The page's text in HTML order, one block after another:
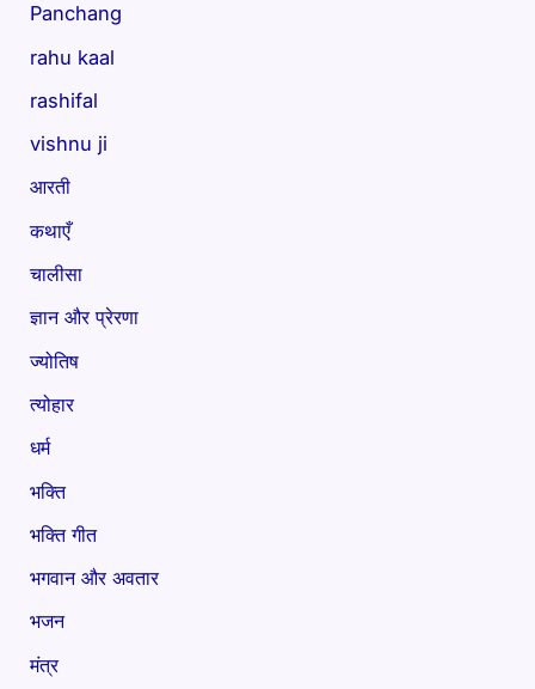
Panchang
rahu kaal
rashifal
vishnu ji
आरती
कथाएँ
चालीसा
ज्ञान और प्रेरणा
ज्योतिष
त्योहार
धर्म
भक्ति
भक्ति गीत
भगवान और अवतार
भजन
मंत्र